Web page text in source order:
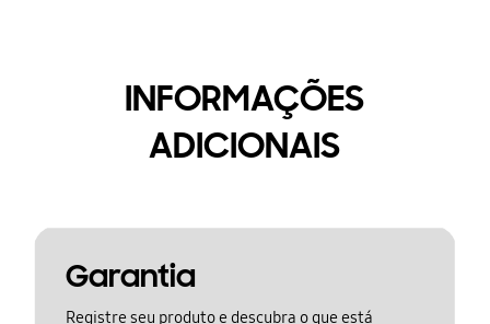
INFORMAÇÕES
ADICIONAIS
Garantia
Registre seu produto e descubra o que está